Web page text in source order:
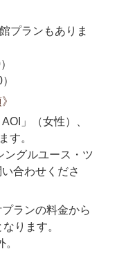
プランもありま
」（女性）、
す。
グルユース・ツ
合わせくださ
ランの料金から
ります。